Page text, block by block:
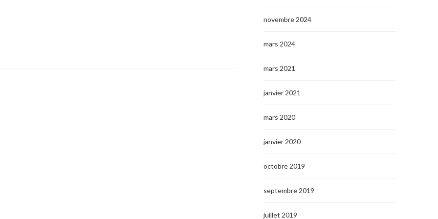
novembre 2024
mars 2024
mars 2021
janvier 2021
mars 2020
janvier 2020
octobre 2019
septembre 2019
juillet 2019